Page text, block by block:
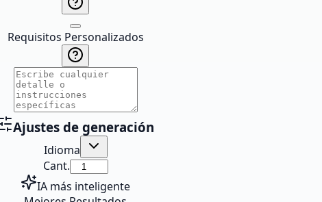
Requisitos Personalizados
Ajustes de generación
Idioma
Cant.
IA más inteligente